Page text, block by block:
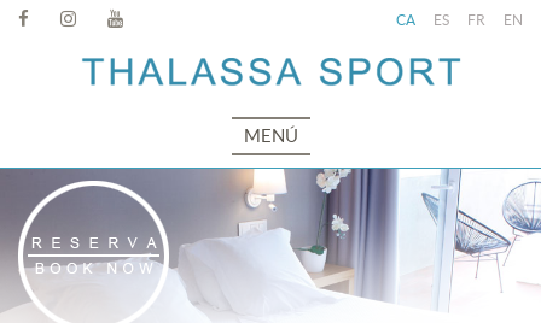
CA ES FR EN
MENÚ